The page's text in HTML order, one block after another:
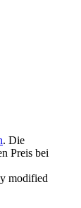
. Die
Preis bei
modified